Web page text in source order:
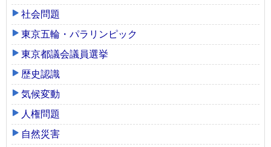
社会問題
東京五輪・パラリンピック
東京都議会議員選挙
歴史認識
気候変動
人権問題
自然災害